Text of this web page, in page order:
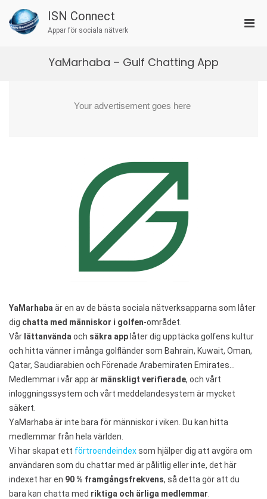
content
ISN Connect
Appar för sociala nätverk
YaMarhaba – Gulf Chatting App
YaMarhaba är en av de bästa sociala nätverksapparna som låter
dig chatta med människor i golfen-området.
Vår lättanvända och säkra app låter dig upptäcka golfens kultur
och hitta vänner i många golfländer som Bahrain, Kuwait, Oman,
Qatar, Saudiarabien och Förenade Arabemiraten Emirates…
Medlemmar i vår app är mänskligt verifierade, och vårt
inloggningssystem och vårt meddelandesystem är mycket
säkert.
YaMarhaba är inte bara för människor i viken. Du kan hitta
medlemmar från hela världen.
Vi har skapat ett förtroendeindexsom hjälper dig att avgöra om
användaren som du chattar med är pålitlig eller inte, det här
indexet har en 90 % framgångsfrekvens, så detta gör att du
bara kan chatta med riktiga och ärliga medlemmar